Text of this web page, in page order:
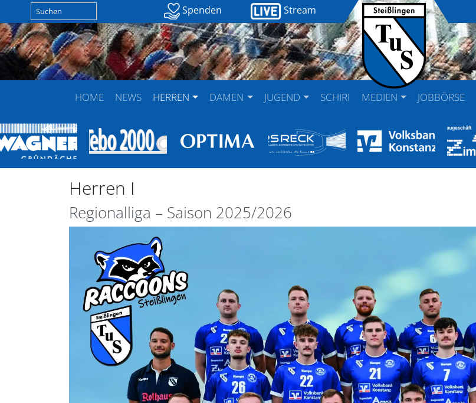
Spenden Stream
HOME NEWS HERREN DAMEN JUGEND SCHIRI MEDIEN JOBBÖRSE
Herren I
Regionalliga – Saison 2025/2026